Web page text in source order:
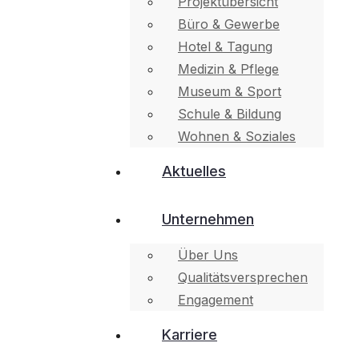
Büro & Gewerbe
Hotel & Tagung
Medizin & Pflege
Museum & Sport
Schule & Bildung
Wohnen & Soziales
Aktuelles
Unternehmen
Über Uns
Qualitätsversprechen
Engagement
Karriere